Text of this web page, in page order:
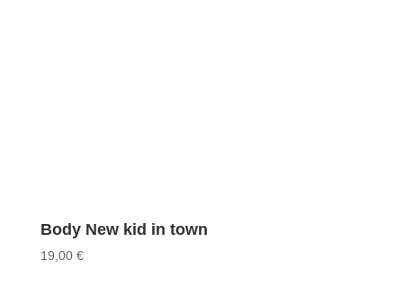
Body New kid in town
19,00 €